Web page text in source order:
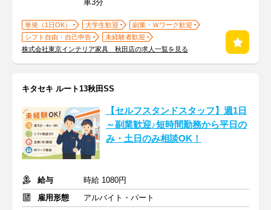
車3分
単発（1日OK） 大学生歓迎
副業・Ｗワーク歓迎
シフト自由・自己申告
未経験者歓迎
株式会社東京インテリア家具 秋田店の求人一覧を見る
キタセキ ルート13秋田SS
【セルフスタンドスタッフ】週1日
～副業歓迎♪短時間勤務から平日の
み・土日のみ相談OK！
給与
時給 1080円
雇用形態
アルバイト・パート